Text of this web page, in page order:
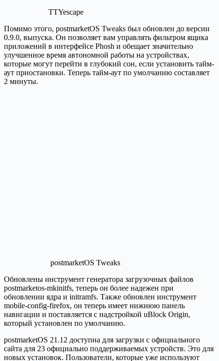
TTYescape
Помимо этого, postmarketOS Tweaks был обновлен до версии
0.9.0, выпуска. Он позволяет вам управлять фильтром ящика
приложений в интерфейсе Phosh и обещает значительно
улучшенное время автономной работы на устройствах,
которые могут перейти в глубокий сон, если установить тайм-
аут приостановки. Теперь тайм-аут по умолчанию составляет
2 минуты.
postmarketOS Tweaks
Обновлены инструмент генератора загрузочных файлов
postmarketos-mkinitfs, теперь он более надежен при
обновлении ядра и initramfs. Также обновлен инструмент
mobile-config-firefox, он теперь имеет нижнюю панель
навигации и поставляется с надстройкой uBlock Origin,
который установлен по умолчанию.
postmarketOS 21.12 доступна для загрузки с официального
сайта для 23 официально поддерживаемых устройств. Это для
новых установок. Пользователи, которые уже используют